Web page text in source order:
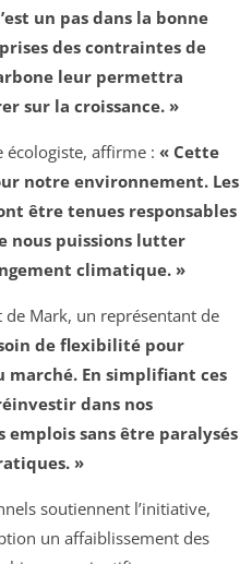
un pas dans la bonne
des contraintes de
leur permettra
sur la croissance. »
écologiste, affirme : « Cette
notre environnement. Les
être tenues responsables
nous puissions lutter
climatique. »
Mark, un représentant de
de flexibilité pour
marché. En simplifiant ces
dans nos
sans être paralysés
»
soutiennent l’initiative,
un affaiblissement des